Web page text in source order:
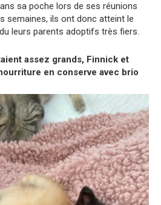
sa poche lors de ses réunions
semaines, ils ont donc atteint le
leurs parents adoptifs très fiers.
assez grands, Finnick et
en conserve avec brio